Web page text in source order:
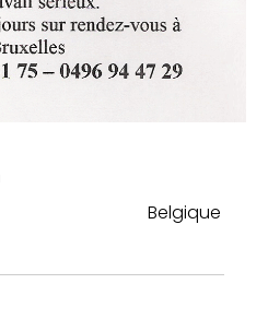
Belgique